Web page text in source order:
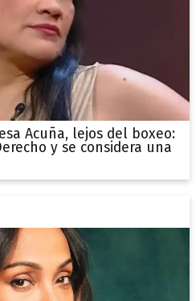
Acuña, lejos del boxeo:
y se considera una